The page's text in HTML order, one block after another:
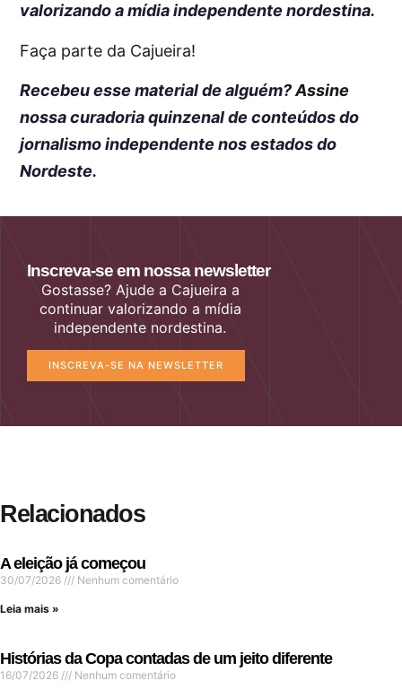
valorizando a mídia independente nordestina.
Faça parte da Cajueira!
Recebeu esse material de alguém?Assine
nossa curadoria quinzenal de conteúdos do
jornalismo independente nos estados do
Nordeste.
Inscreva-se em nossa newsletter
Gostasse? Ajude a Cajueira a
continuar valorizando a mídia
independente nordestina.
INSCREVA-SE NA NEWSLETTER
Relacionados
A eleição já começou
30/07/2026 Nenhum comentário
Leia mais »
Histórias da Copa contadas de um jeito diferente
16/07/2026 Nenhum comentário